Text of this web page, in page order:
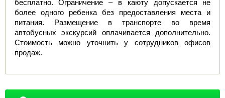
бесплатно. Ограничение – в каюту допускается не
более одного ребенка без предоставления места и
питания. Размещение в транспорте во время
автобусных экскурсий оплачивается дополнительно.
Стоимость можно уточнить у сотрудников офисов
продаж.
8 августа - Тайны сталинских высоток: экскурсия,
которую вы запомните